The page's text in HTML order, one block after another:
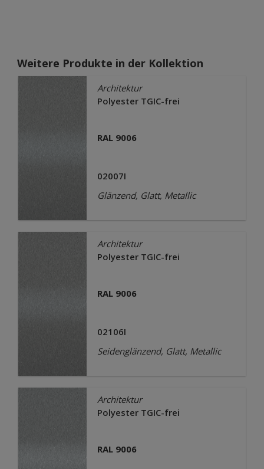
Weitere Produkte in der Kollektion
Architektur
Polyester TGIC-frei
RAL 9006
02007I
Glänzend, Glatt, Metallic
Architektur
Polyester TGIC-frei
RAL 9006
02106I
Seidenglänzend, Glatt, Metallic
Architektur
Polyester TGIC-frei
RAL 9006